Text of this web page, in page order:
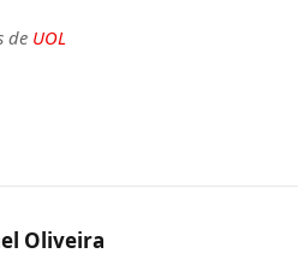
de UOL
Oliveira